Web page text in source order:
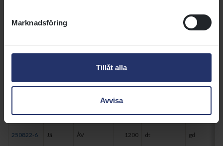
Marknadsföring
Tillåt alla
Avvisa
250906-8 Kl ÅV 1200 gr gm
250822-6 Jä ÅV 1200 dt gd